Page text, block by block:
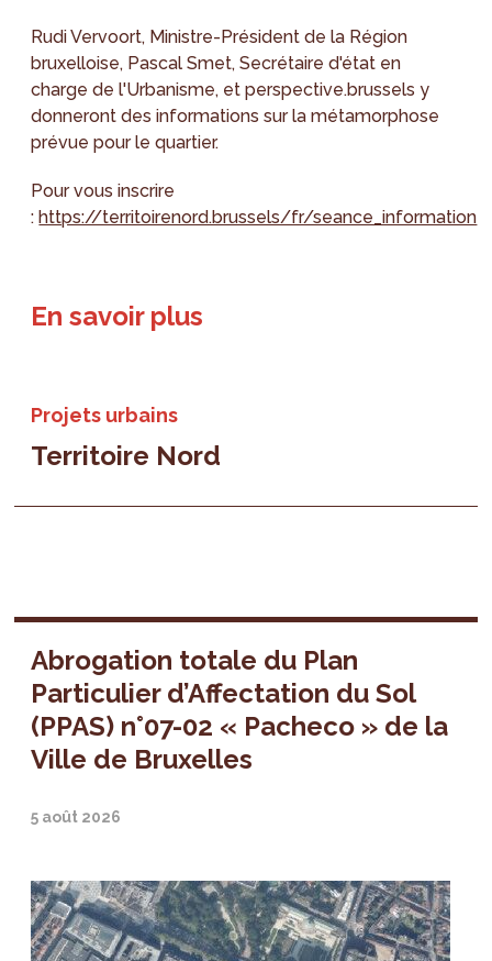
Rudi Vervoort, Ministre-Président de la Région
bruxelloise, Pascal Smet, Secrétaire d'état en
charge de l'Urbanisme, et perspective.brussels y
donneront des informations sur la métamorphose
prévue pour le quartier.
Pour vous inscrire
:https://territoirenord.brussels/fr/seance_information
En savoir plus
Projets urbains
Territoire Nord
Abrogation totale du Plan
Particulier d’Affectation du Sol
(PPAS) n°07-02 « Pacheco » de la
Ville de Bruxelles
5 août 2026